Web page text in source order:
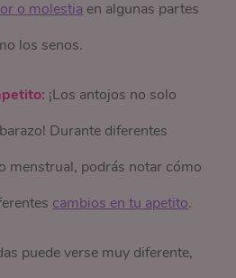
o molestia en algunas partes
los senos.
¡Los antojos no solo
Durante diferentes
menstrual, podrás notar cómo
cambios en tu apetito.
puede verse muy diferente,